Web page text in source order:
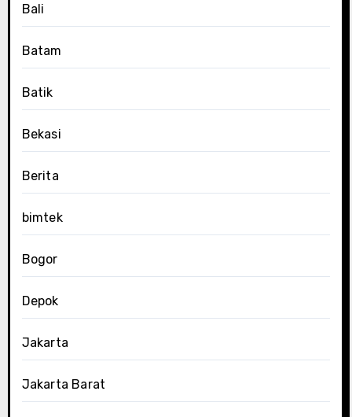
Bali
Batam
Batik
Bekasi
Berita
bimtek
Bogor
Depok
Jakarta
Jakarta Barat